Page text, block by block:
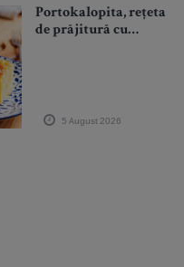
Portokalopita, rețeta
de prăjitură cu
5 August 2026